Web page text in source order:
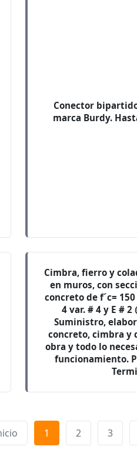
Conector
marca Burdy.
Cimbra, fierro y
en muros, con
concreto de f´c=
4 var. # 4 y E # 2
Suministro,
concreto, cimbra y
obra y todo lo
funcionamiento.
1 2 3